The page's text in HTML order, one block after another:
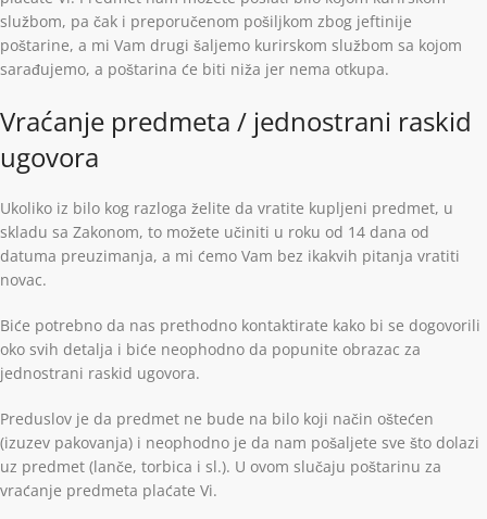
službom, pa čak i preporučenom pošiljkom zbog jeftinije
poštarine, a mi Vam drugi šaljemo kurirskom službom sa kojom
sarađujemo, a poštarina će biti niža jer nema otkupa.
Vraćanje predmeta / jednostrani raskid
ugovora
Ukoliko iz bilo kog razloga želite da vratite kupljeni predmet, u
skladu sa Zakonom, to možete učiniti u roku od 14 dana od
datuma preuzimanja, a mi ćemo Vam bez ikakvih pitanja vratiti
novac.
Biće potrebno da nas prethodno kontaktirate kako bi se dogovorili
oko svih detalja i biće neophodno da popunite obrazac za
jednostrani raskid ugovora.
Preduslov je da predmet ne bude na bilo koji način oštećen
(izuzev pakovanja) i neophodno je da nam pošaljete sve što dolazi
uz predmet (lanče, torbica i sl.). U ovom slučaju poštarinu za
vraćanje predmeta plaćate Vi.